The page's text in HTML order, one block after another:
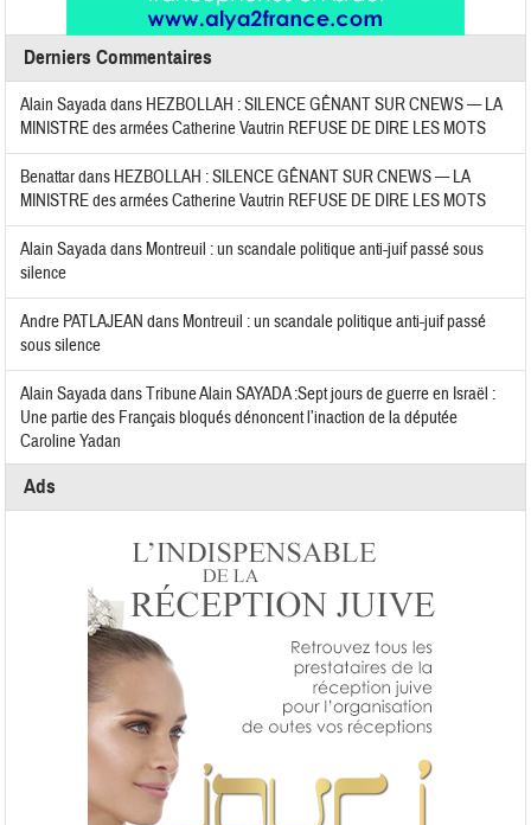
Derniers Commentaires
Alain Sayadadans HEZBOLLAH : SILENCE GÊNANT SUR CNEWS — LA
MINISTRE des armées Catherine Vautrin REFUSE DE DIRE LES MOTS
Benattardans HEZBOLLAH : SILENCE GÊNANT SUR CNEWS — LA
MINISTRE des armées Catherine Vautrin REFUSE DE DIRE LES MOTS
Alain Sayadadans Montreuil : un scandale politique anti-juif passé sous
silence
Andre PATLAJEAN dans Montreuil : un scandale politique anti-juif passé
sous silence
Alain SayadadansTribune Alain SAYADA :Sept jours de guerre en Israël :
Une partie des Français bloqués dénoncent l’inaction de la députée
Caroline Yadan
Ads